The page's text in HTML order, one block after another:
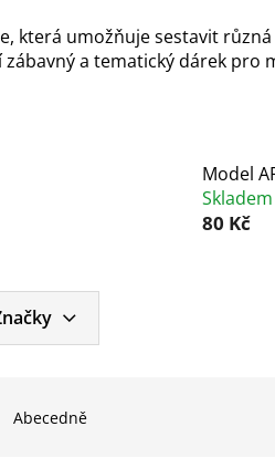
která umožňuje sestavit
a tematický dárek pro
Model
80 Kč
Abecedně